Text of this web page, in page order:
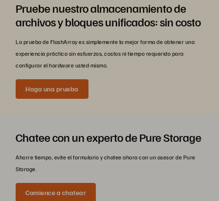
Pruebe nuestro almacenamiento de
archivos y bloques unificados: sin costo
La prueba de FlashArray es simplemente la mejor forma de obtener una
experiencia práctica sin esfuerzos, costos ni tiempo requerido para
configurar el hardware usted mismo.
Haga una prueba
Chatee con un experto de Pure Storage
Ahorre tiempo, evite el formulario y chatee ahora con un asesor de Pure
Storage.
Comience a chatear